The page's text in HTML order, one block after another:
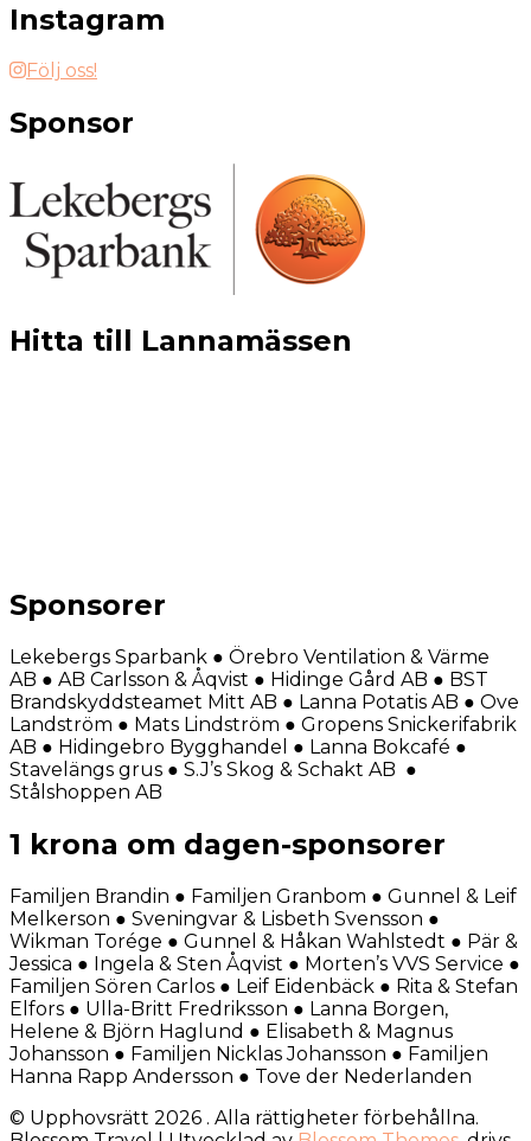
Instagram
Följ oss!
Sponsor
Hitta till Lannamässen
Sponsorer
Lekebergs Sparbank ● Örebro Ventilation & Värme
AB ● AB Carlsson & Åqvist ● Hidinge Gård AB ● BST
Brandskyddsteamet Mitt AB ● Lanna Potatis AB ● Ove
Landström ● Mats Lindström ● Gropens Snickerifabrik
AB ● Hidingebro Bygghandel ● Lanna Bokcafé ●
Stavelängs grus ● S.J’s Skog & Schakt AB ●
Stålshoppen AB
1 krona om dagen-sponsorer
Familjen Brandin ● Familjen Granbom ● Gunnel & Leif
Melkerson ● Sveningvar & Lisbeth Svensson ●
Wikman Torége ● Gunnel & Håkan Wahlstedt ● Pär &
Jessica ● Ingela & Sten Åqvist ● Morten’s VVS Service ●
Familjen Sören Carlos ● Leif Eidenbäck ● Rita & Stefan
Elfors ● Ulla-Britt Fredriksson ● Lanna Borgen,
Helene & Björn Haglund ● Elisabeth & Magnus
Johansson ● Familjen Nicklas Johansson ● Familjen
Hanna Rapp Andersson ● Tove der Nederlanden
© Upphovsrätt 2026 . Alla rättigheter förbehållna.